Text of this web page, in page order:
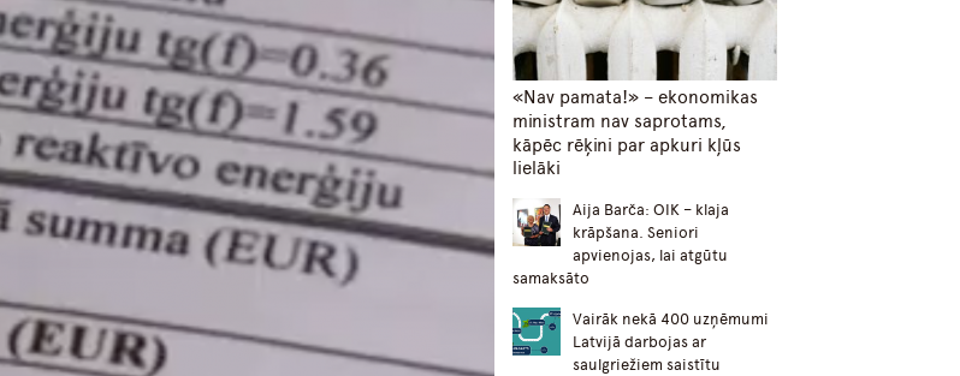
«Nav pamata!» – ekonomikas
ministram nav saprotams,
kāpēc rēķini par apkuri kļūs
lielāki
Aija Barča: OIK – klaja
krāpšana. Seniori
apvienojas, lai atgūtu
samaksāto
Vairāk nekā 400 uzņēmumi
Latvijā darbojas ar
saulgriežiem saistītu